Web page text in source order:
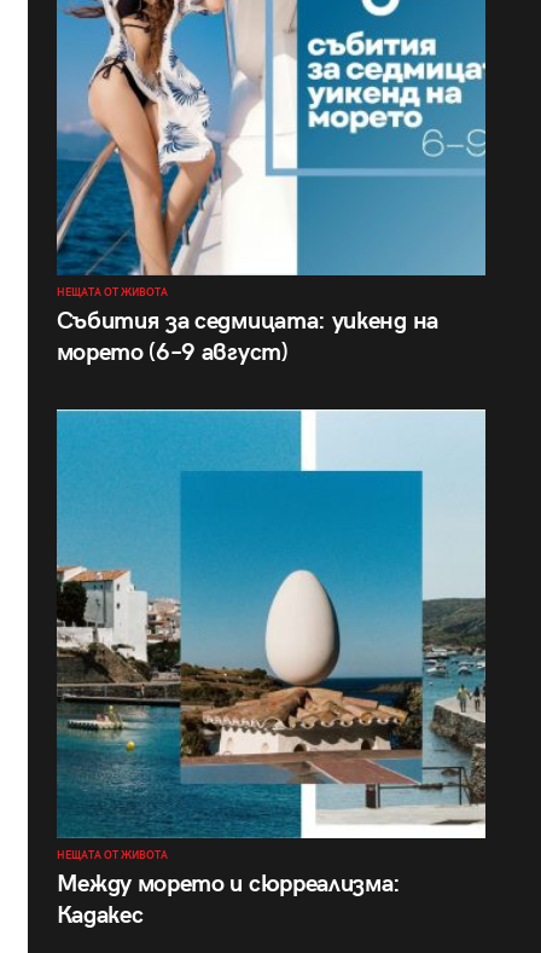
НЕЩАТА ОТ ЖИВОТА
Събития за седмицата: уикенд на
морето (6–9 август)
НЕЩАТА ОТ ЖИВОТА
Между морето и сюрреализма:
Кадакес